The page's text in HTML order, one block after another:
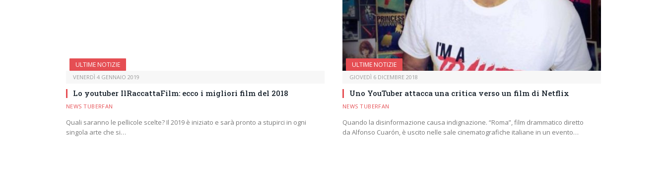
ULTIME NOTIZIE
VENERDÌ 4 GENNAIO 2019
Lo youtuber IlRaccattaFilm: ecco i migliori film del 2018
NEWS TUBERFAN
Quali saranno le pellicole scelte? Il 2019 è iniziato e sarà pronto a stupirci in ogni
singola arte che si…
ULTIME NOTIZIE
GIOVEDÌ 6 DICEMBRE 2018
Uno YouTuber attacca una critica verso un film di Netflix
NEWS TUBERFAN
Quando la disinformazione causa indignazione. “Roma”, film drammatico diretto
da Alfonso Cuarón, è uscito nelle sale cinematografiche italiane in un evento…